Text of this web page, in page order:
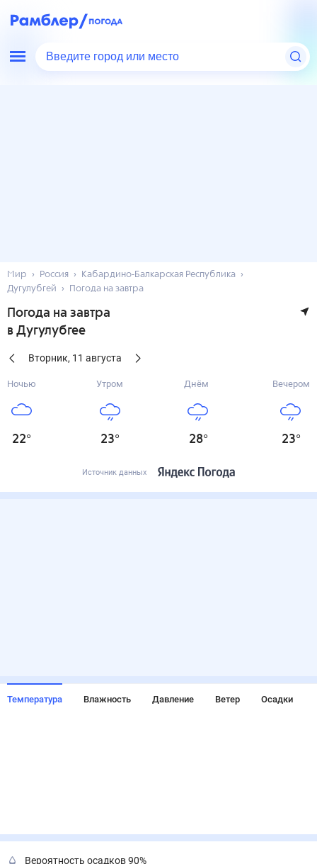
Введите город или место
Мир Россия
Кабардино-Балкарская Республика
Дугулубгей
Погода на завтра
Погода на завтра
в Дугулубгее
Вторник, 11 августа
Ночью
22°
Утром
23°
Днём
28°
Вечером
23°
Источник данных
Температура Влажность Давление Ветер Осадки
Вероятность осадков 90%